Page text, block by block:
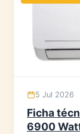
5 Jul 2026
Ficha
6900